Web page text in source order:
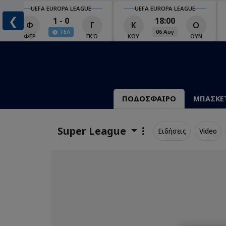
❮
UEFA EUROPA LEAGUE
Φ
ΦΕΡ
1 - 0
ΤΕΛ
Γ
ΓΚΌ
UEFA EUROPA LEAGUE
Κ
ΚΟΥ
18:00
06 Αυγ
Ο
ΟΥΝ
ΠΟΔΟΣΦΑΙΡΟ
Super League Ειδήσεις Video